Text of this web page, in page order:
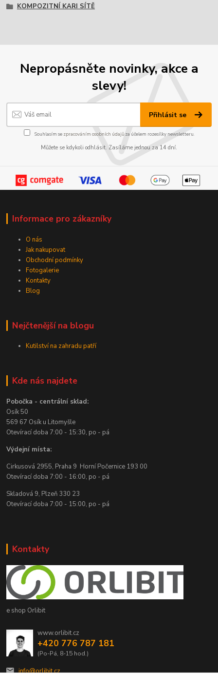
KOMPOZITNÍ KARI SÍTĚ
Nepropásněte novinky, akce a
slevy!
Přihlásit se
Souhlasím se zpracováním osobních údajůza účelem rozesílky newsletteru.
Můžete se kdykoli odhlásit. Zasíláme jednou za 14 dní.
Informace pro zákazníky
O nás
Jak nakupovat
Obchodní podmínky
Fotogalerie
Kontakty
Blog
Nejčtenější na blogu
Kutilství na zahradu patří
Kde nás najdete
Pobočka - centrální sklad:
Osík 50
569 67 Osík u Litomyšle
Otevírací doba 7:00 - 15:30, po - pá
Výdejní místa:
Cirkusová 2955, Praha 9 Horní Počernice 193 00
Otevírací doba 7:00 - 16:00, po - pá
Skladová 9, Plzeň 330 23
Otevírací doba 7:00 - 15:00, po - pá
Kontakty
e shop Orlibit
www.orlibit.cz
+420 776 787 181
(Po-Pá, 8-15 hod.)
info@orlibit.cz